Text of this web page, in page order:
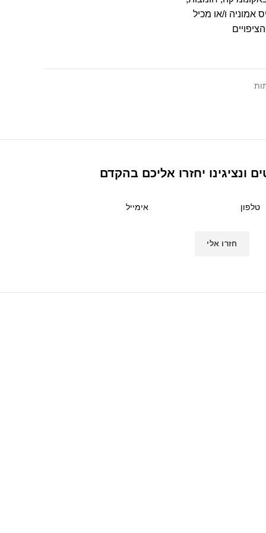
אמוניה ו/או מכיל
ונציגינו יחזרו אליכם בהקדם